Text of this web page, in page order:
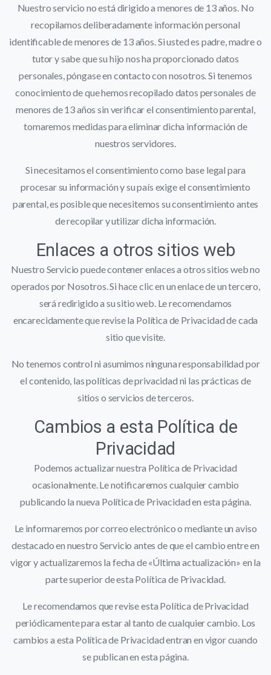
Nuestro servicio no está dirigido a menores de 13 años. No
recopilamos deliberadamente información personal
identificable de menores de 13 años. Si usted es padre, madre o
tutor y sabe que su hijo nos ha proporcionado datos
personales, póngase en contacto con nosotros. Si tenemos
conocimiento de que hemos recopilado datos personales de
menores de 13 años sin verificar el consentimiento parental,
tomaremos medidas para eliminar dicha información de
nuestros servidores.
Si necesitamos el consentimiento como base legal para
procesar su información y su país exige el consentimiento
parental, es posible que necesitemos su consentimiento antes
de recopilar y utilizar dicha información.
Enlaces a otros sitios web
Nuestro Servicio puede contener enlaces a otros sitios web no
operados por Nosotros. Si hace clic en un enlace de un tercero,
será redirigido a su sitio web. Le recomendamos
encarecidamente que revise la Política de Privacidad de cada
sitio que visite.
No tenemos control ni asumimos ninguna responsabilidad por
el contenido, las políticas de privacidad ni las prácticas de
sitios o servicios de terceros.
Cambios a esta Política de
Privacidad
Podemos actualizar nuestra Política de Privacidad
ocasionalmente. Le notificaremos cualquier cambio
publicando la nueva Política de Privacidad en esta página.
Le informaremos por correo electrónico o mediante un aviso
destacado en nuestro Servicio antes de que el cambio entre en
vigor y actualizaremos la fecha de «Última actualización» en la
parte superior de esta Política de Privacidad.
Le recomendamos que revise esta Política de Privacidad
periódicamente para estar al tanto de cualquier cambio. Los
cambios a esta Política de Privacidad entran en vigor cuando
se publican en esta página.